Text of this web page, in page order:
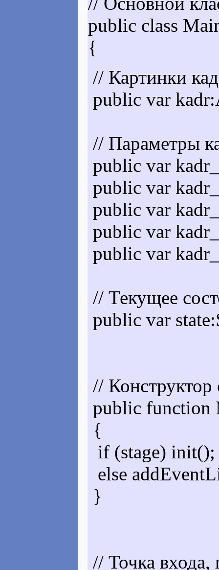
public class
{
// Картинки
public var
// Параметры
public var
public var
public var
public var
public var
// Текущее
public var
// Конструктор
public function
{
if (stage) init();
else
}
// Точка входа,